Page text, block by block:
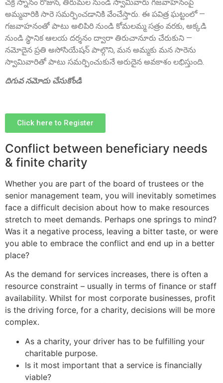
Sri Anna Ranganayakulu
Founder Donor, Kanigiri, Prakasam Dist. AP
Founder Donor, Gowribidanur, Karnataka
Sri P.D. Gurumurthy
Founder Donor, Chikkballapur, Karnataka
చక్ర స్నానం రోజున, తిరుమల నుండి స్వామివారు గజవాహనంపై
అమ్మవారికి సారె సమర్పించడానికి వేంచేస్తారు. ఈ పవిత్ర ఘట్టంలో —
గజవాహనంతో పాటు అలిపిరి నుండి కోమలమ్మ సత్రం వరకు, అక్కడి
నుండి స్థానిక ఆలయ దర్శనం ద్వారా తిరుచానూరు చేరుకుని —
నమోదైన ప్రతి అసోసియేషన్ పాల్గొని, మన అమ్మకు మన సారెను
స్వామివారితో పాటు సమర్పించుకునే అరుదైన అవకాశం లభిస్తుంది.
దిగువ నమోదు చేసుకోండి
Click here to Register
Conflict between beneficiary needs
& finite charity
Whether you are part of the board of trustees or the
senior management team, you will inevitably sometimes
face a difficult decision about how to make resources
stretch to meet demands. Perhaps one springs to mind?
Was it a negative process, leaving a bitter taste, or were
you able to embrace the conflict and end up in a better
place?
As the demand for services increases, there is often a
resource constraint – usually in terms of finance or staff
availability. Whilst for most corporate businesses, profit
is the driving force, for a charity, decisions will be more
complex.
As a charity, your driver has to be fulfilling your
charitable purpose.
Is it most important that a service is financially
viable?